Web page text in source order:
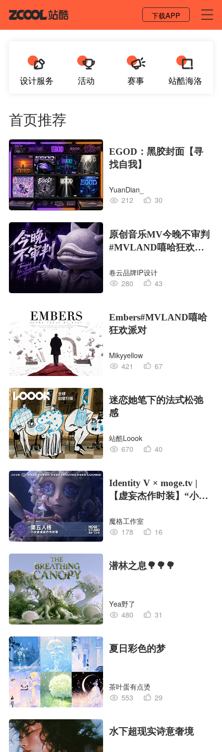
下载APP
设计服务 活动 赛事 站酷海洛
首页推荐
EGOD：黑胶封面【寻
找自我】
YuanDian_
212
30
原创音乐MV今晚不审判
#MVLAND嘻哈狂欢派
卷云品牌IP设计
280
43
Embers#MVLAND嘻哈
狂欢派对
Mikyyellow
421
67
迷恋她笔下的法式松弛
感
站酷Loook
670
40
Identity V × moge.tv |
【虚妄杰作时装】“小女
魔格工作室
178
16
潜林之息🌳🌳🌳
Yea野了
480
31
夏日彩色的梦
茶叶蛋有点烫
553
29
水下超现实诗意奢境